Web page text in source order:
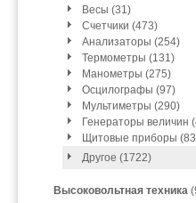
Весы (31)
Счетчики (473)
Анализаторы (254)
Термометры (131)
Манометры (275)
Осцилографы (97)
Мультиметры (290)
Генераторы величин
Щитовые приборы
Другое (1722)
Высоковольтная техника